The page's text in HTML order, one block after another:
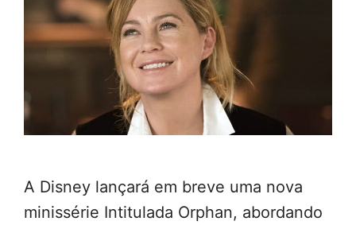
A Disney lançará em breve uma nova
minissérie Intitulada Orphan, abordando